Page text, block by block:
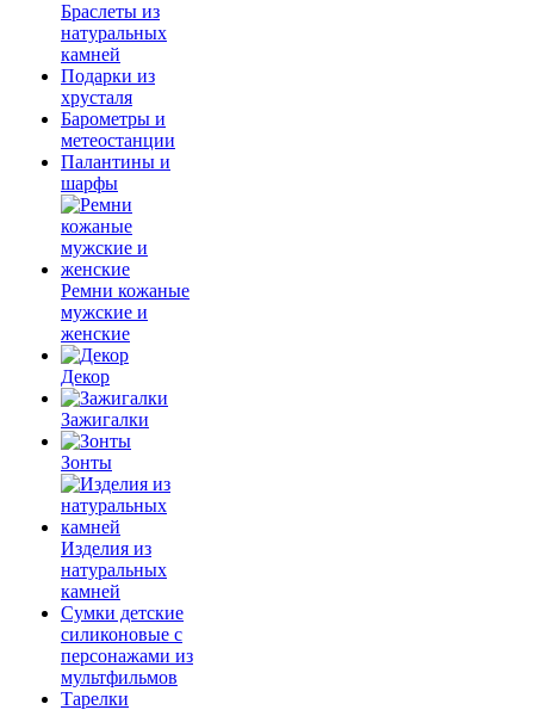
Браслеты из
натуральных
камней
Подарки из
хрусталя
Барометры и
метеостанции
Палантины и
шарфы
Ремни кожаные
мужские и
женские
Декор
Зажигалки
Зонты
Изделия из
натуральных
камней
Сумки детские
силиконовые с
персонажами из
мультфильмов
Тарелки